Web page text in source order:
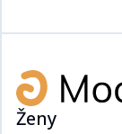
Ženy